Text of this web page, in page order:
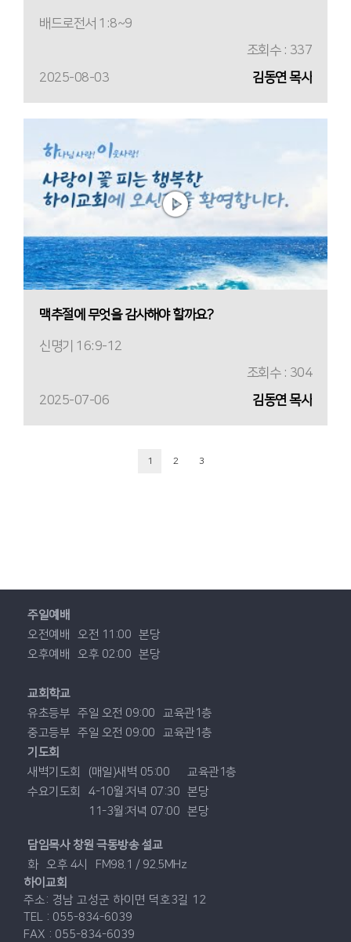
배드로전서 1:8~9
조회수 : 337
2025-08-03
김동연 목사
맥추절에 무엇을 감사해야 할까요?
신명기 16:9-12
조회수 : 304
2025-07-06
김동연 목사
1 2 3
주일예배
오전예배
오전 11:00 본당
오후예배
오후 02:00 본당
교회학교
유초등부 주일 오전 09:00
교육관1층
중고등부 주일 오전 09:00
교육관1층
기도회
새벽기도회
(매일)새벽 05:00
교육관1층
수요기도회
4-10월:저녁 07:30 본당
11-3월:저녁 07:00 본당
담임목사 창원 극동방송 설교
화
오후 4시
FM98.1 / 92.5MHz
하이교회
주소: 경남 고성군 하이면 덕호3길 12
TEL : 055-834-6039
FAX : 055-834-6039